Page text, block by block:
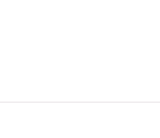
用如保證金及學生會年